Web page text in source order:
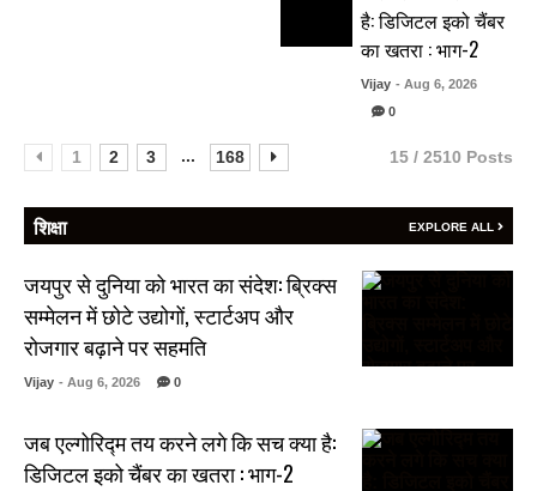
है: डिजिटल इको चैंबर
का खतरा : भाग-2
Vijay - Aug 6, 2026
0
1 2 3 ... 168 15 / 2510 Posts
शिक्षा EXPLORE ALL
जयपुर से दुनिया को भारत का संदेश: ब्रिक्स
सम्मेलन में छोटे उद्योगों, स्टार्टअप और
रोजगार बढ़ाने पर सहमति
Vijay - Aug 6, 2026 0
जब एल्गोरिद्म तय करने लगे कि सच क्या है:
डिजिटल इको चैंबर का खतरा : भाग-2